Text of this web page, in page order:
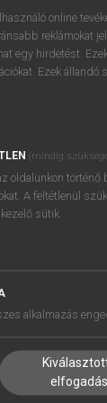
BEÁLLÍTÁSOK
online
reklámokat
egy hirdetést.
Ezek
(mindig
oldalunkon
A feltétlenül
sütik.
alkalmazás